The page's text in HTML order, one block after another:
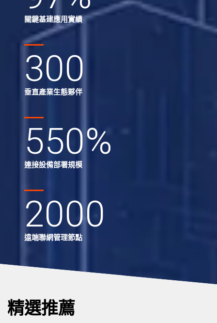
關鍵基建應用實績
300
垂直產業生態夥伴
550%
連接設備部署規模
2000
遠端聯網管理節點
精選推薦